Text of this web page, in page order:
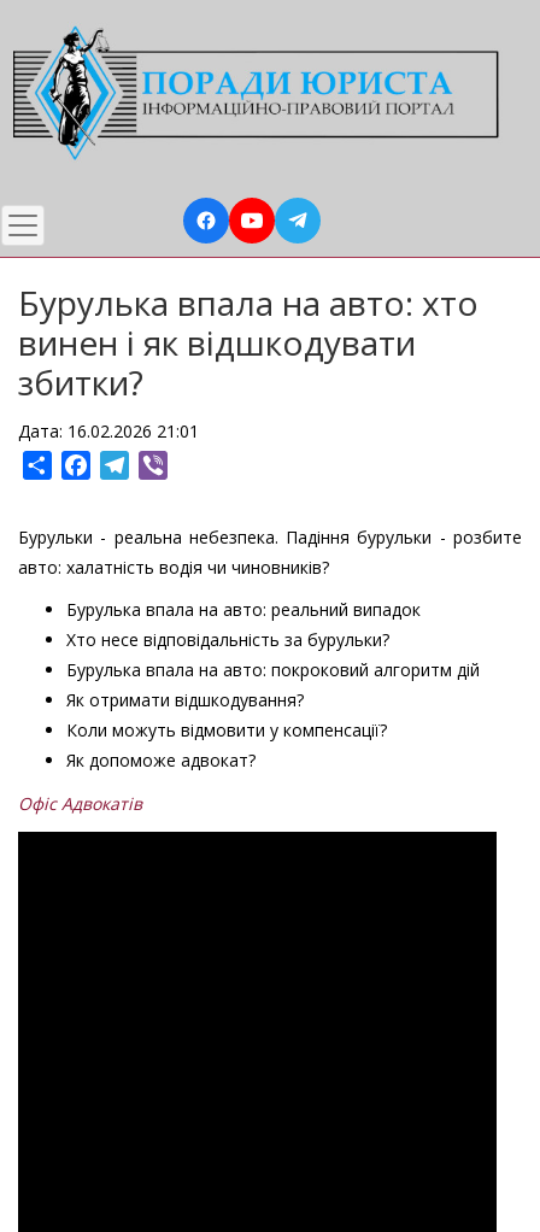
до
основного
вмісту
Бурулька впала на авто: хто
винен і як відшкодувати
збитки?
Дата: 16.02.2026 21:01
ShareFacebookTelegram
Бурульки - реальна небезпека. Падіння бурульки - розбите
авто: халатність водія чи чиновників?
Бурулька впала на авто: реальний випадок
Хто несе відповідальність за бурульки?
Бурулька впала на авто: покроковий алгоритм дій
Як отримати відшкодування?
Коли можуть відмовити у компенсації?
Як допоможе адвокат?
Офіс Адвокатів